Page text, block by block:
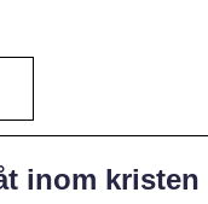
inom kristen